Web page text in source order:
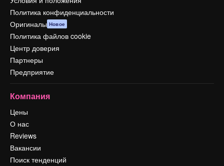
Политика конфиденциальности
Оригиналы Новое
Политика файлов cookie
Центр доверия
Партнеры
Предприятие
Компания
Цены
О нас
Reviews
Вакансии
Поиск тенденций